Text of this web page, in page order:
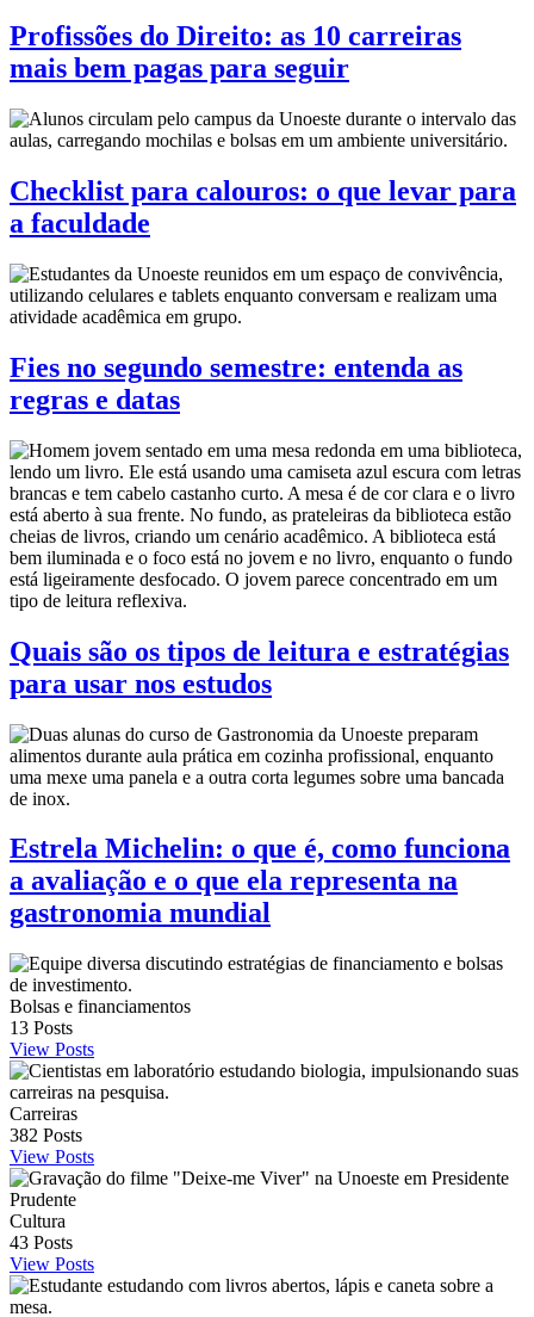
Profissões do Direito: as 10 carreiras
mais bem pagas para seguir
Checklist para calouros: o que levar para
a faculdade
Fies no segundo semestre: entenda as
regras e datas
Quais são os tipos de leitura e estratégias
para usar nos estudos
Estrela Michelin: o que é, como funciona
a avaliação e o que ela representa na
gastronomia mundial
Bolsas e financiamentos
13 Posts
View Posts
Carreiras
382 Posts
View Posts
Cultura
43 Posts
View Posts